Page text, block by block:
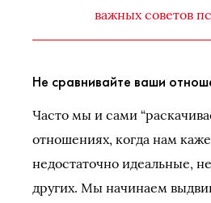
важных советов
Не сравнивайте ваши
Часто мы и сами
отношениях, когда нам
недостаточно идеальные,
других. Мы начинаем